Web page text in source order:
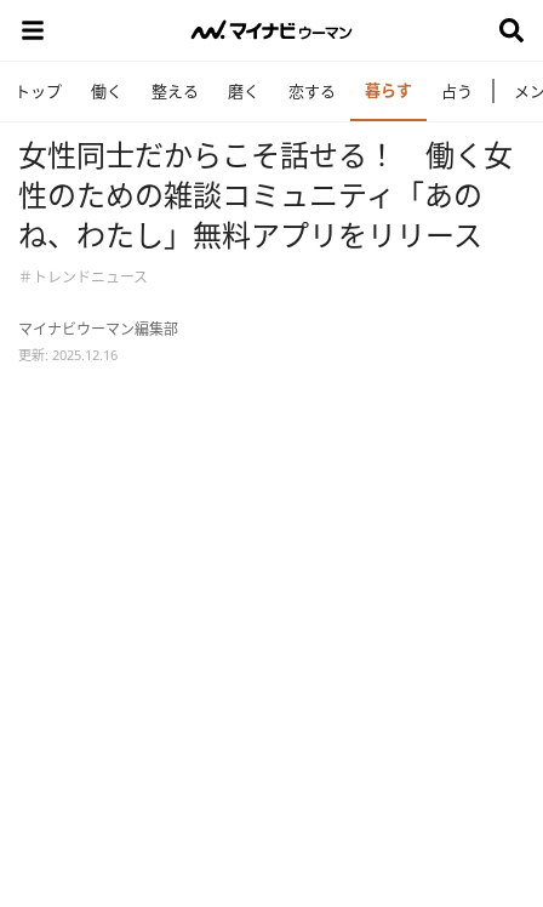
トップ 働く 整える 磨く 恋する 暮らす 占う メ
女性同士だからこそ話せる！ 働く女
性のための雑談コミュニティ「あの
ね、わたし」無料アプリをリリース
＃トレンドニュース
マイナビウーマン編集部
更新: 2025.12.16